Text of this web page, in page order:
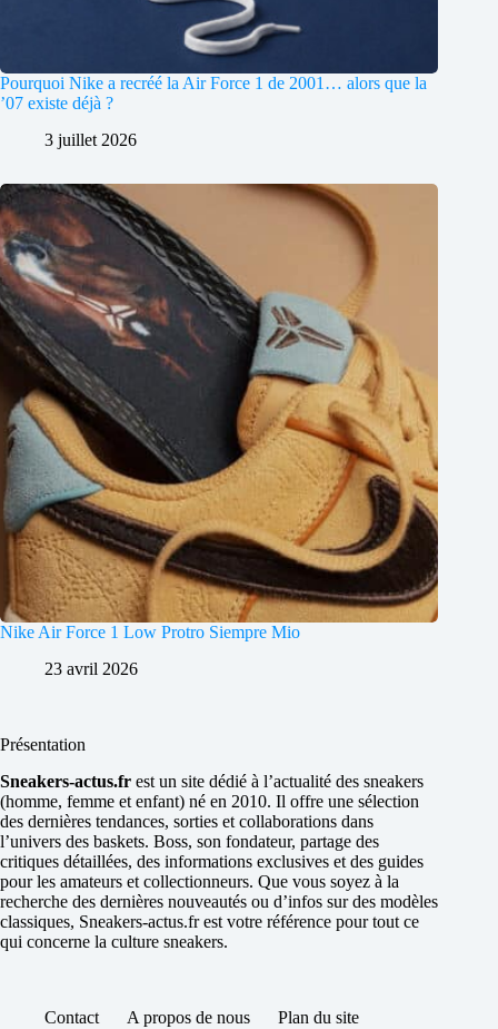
Pourquoi Nike a recréé la Air Force 1 de 2001… alors que la
’07 existe déjà ?
3 juillet 2026
Nike Air Force 1 Low Protro Siempre Mio
23 avril 2026
Présentation
Sneakers-actus.fr est un site dédié à l’actualité des sneakers
(homme, femme et enfant) né en 2010. Il offre une sélection
des dernières tendances, sorties et collaborations dans
l’univers des baskets. Boss, son fondateur, partage des
critiques détaillées, des informations exclusives et des guides
pour les amateurs et collectionneurs. Que vous soyez à la
recherche des dernières nouveautés ou d’infos sur des modèles
classiques, Sneakers-actus.fr est votre référence pour tout ce
qui concerne la culture sneakers.
Contact A propos de nous
Plan du site